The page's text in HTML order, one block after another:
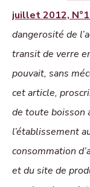
juillet 2012,
dangerosité de
transit de verre
pouvait, sans
cet article,
de toute boisson
l’établissement
consommation
et du site de